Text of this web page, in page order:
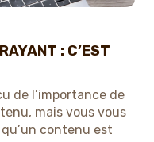
: C’EST
de l’importance de
mais vous vous
contenu est